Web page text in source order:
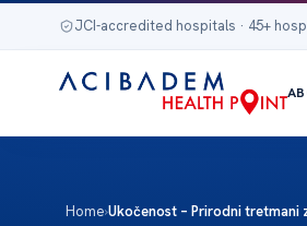
JCI-accredited hospitals · 45+
Home›Ukočenost – Prirodni tretmani